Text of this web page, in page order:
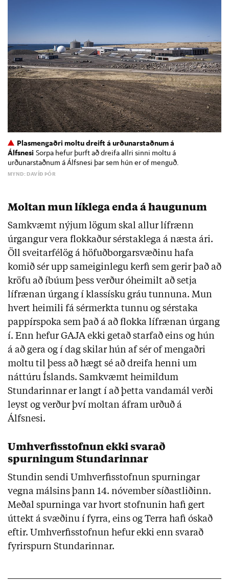
Plasmengaðri moltu dreift á urðunarstaðnum á
Álfsnesi Sorpa hefur þurft að dreifa allri sinni moltu á
urðunarstaðnum á Álfsnesi þar sem hún er of menguð.
MYND: DAVÍÐ ÞÓR
Moltan mun líklega enda á haugunum
Samkvæmt nýjum lögum skal allur lífrænn
úrgangur vera flokkaður sérstaklega á næsta ári.
Öll sveitarfélög á höfuðborgarsvæðinu hafa
komið sér upp sameiginlegu kerfi sem gerir það að
kröfu að íbúum þess verður óheimilt að setja
lífrænan úrgang í klassísku gráu tunnuna. Mun
hvert heimili fá sérmerkta tunnu og sérstaka
pappírspoka sem það á að flokka lífrænan úrgang
í. Enn hefur GAJA ekki getað starfað eins og hún
á að gera og í dag skilar hún af sér of mengaðri
moltu til þess að hægt sé að dreifa henni um
náttúru Íslands. Samkvæmt heimildum
Stundarinnar er langt í að þetta vandamál verði
leyst og verður því moltan áfram urðuð á
Álfsnesi.
Umhverfisstofnun ekki svarað
spurningum Stundarinnar
Stundin sendi Umhverfisstofnun spurningar
vegna málsins þann 14. nóvember síðastliðinn.
Meðal spurninga var hvort stofnunin hafi gert
úttekt á svæðinu í fyrra, eins og Terra hafi óskað
eftir. Umhverfisstofnun hefur ekki enn svarað
fyrirspurn Stundarinnar.